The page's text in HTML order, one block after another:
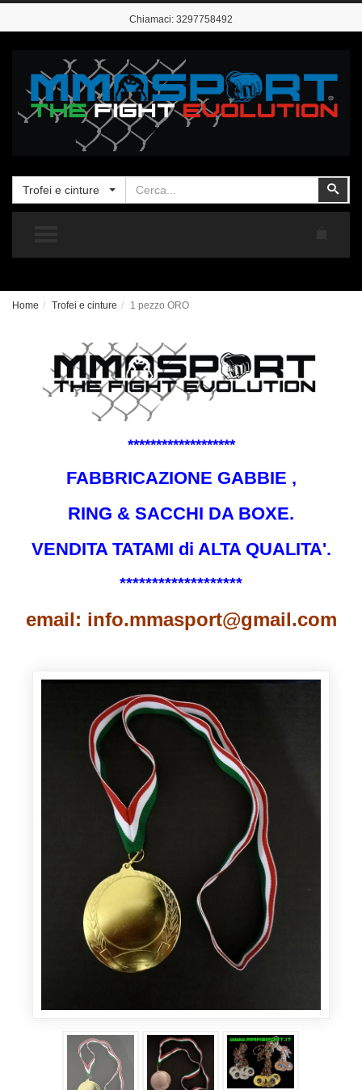
Chiamaci: 3297758492
Trofei e cinture
Home Trofei e cinture 1 pezzo ORO
*******************
FABBRICAZIONE GABBIE ,
RING & SACCHI DA BOXE.
VENDITA TATAMI di ALTA QUALITA'.
*******************
email: info.mmasport@gmail.com